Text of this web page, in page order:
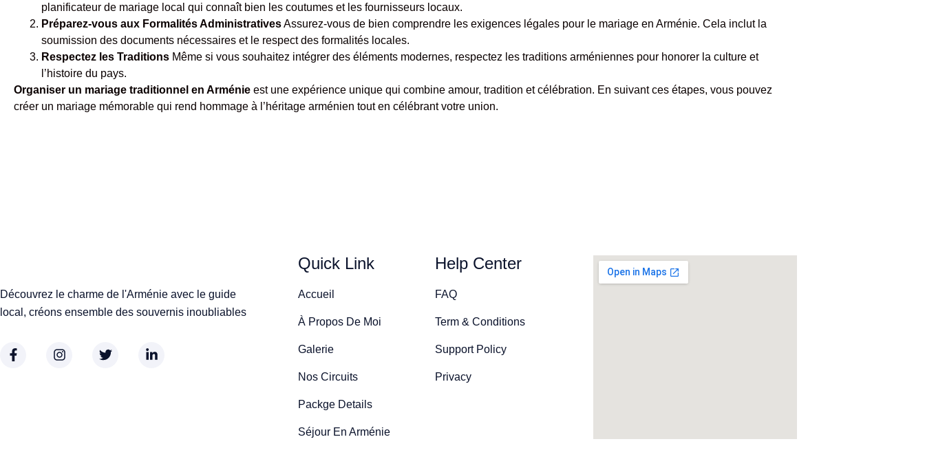
planificateur de mariage local qui connaît bien les coutumes et les fournisseurs locaux.
Préparez-vous aux Formalités AdministrativesAssurez-vous de bien comprendre les exigences légales pour le mariage en Arménie. Cela inclut la
soumission des documents nécessaires et le respect des formalités locales.
Respectez les Traditions Même si vous souhaitez intégrer des éléments modernes, respectez les traditions arméniennes pour honorer la culture et
l’histoire du pays.
Organiser un mariage traditionnel en Arménie est une expérience unique qui combine amour, tradition et célébration. En suivant ces étapes, vous pouvez
créer un mariage mémorable qui rend hommage à l’héritage arménien tout en célébrant votre union.
Découvrez le charme de l'Arménie avec le guide
local, créons ensemble des souvernis inoubliables
Quick Link
Accueil
À Propos De Moi
Galerie
Nos Circuits
Packge Details
Séjour En Arménie
Help Center
FAQ
Term & Conditions
Support Policy
Privacy